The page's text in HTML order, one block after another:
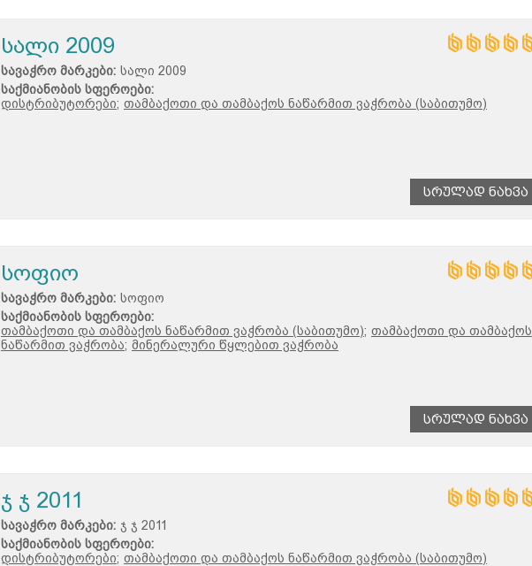
სალი 2009
სავაჭრო მარკები: სალი 2009
საქმიანობის სფეროები:
დისტრიბუტორები; თამბაქოთი და თამბაქოს ნაწარმით ვაჭრობა (საბითუმო)
Სრულად Ნახვა
სოფიო
სავაჭრო მარკები: სოფიო
საქმიანობის სფეროები:
თამბაქოთი და თამბაქოს ნაწარმით ვაჭრობა (საბითუმო); თამბაქოთი და თამბაქოს
ნაწარმით ვაჭრობა; მინერალური წყლებით ვაჭრობა
Სრულად Ნახვა
ჯ ჯ 2011
სავაჭრო მარკები: ჯ ჯ 2011
საქმიანობის სფეროები:
დისტრიბუტორები; თამბაქოთი და თამბაქოს ნაწარმით ვაჭრობა (საბითუმო)